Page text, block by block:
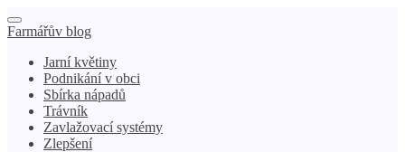
Farmářův blog
Jarní květiny
Podnikání v obci
Sbírka nápadů
Trávník
Zavlažovací systémy
Zlepšení